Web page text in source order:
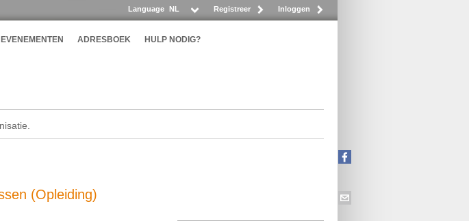
Registreer Inloggen
Language NL
ADRESBOEK HULP NODIG?
(Opleiding)